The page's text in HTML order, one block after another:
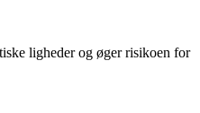
ligheder og øger risikoen for